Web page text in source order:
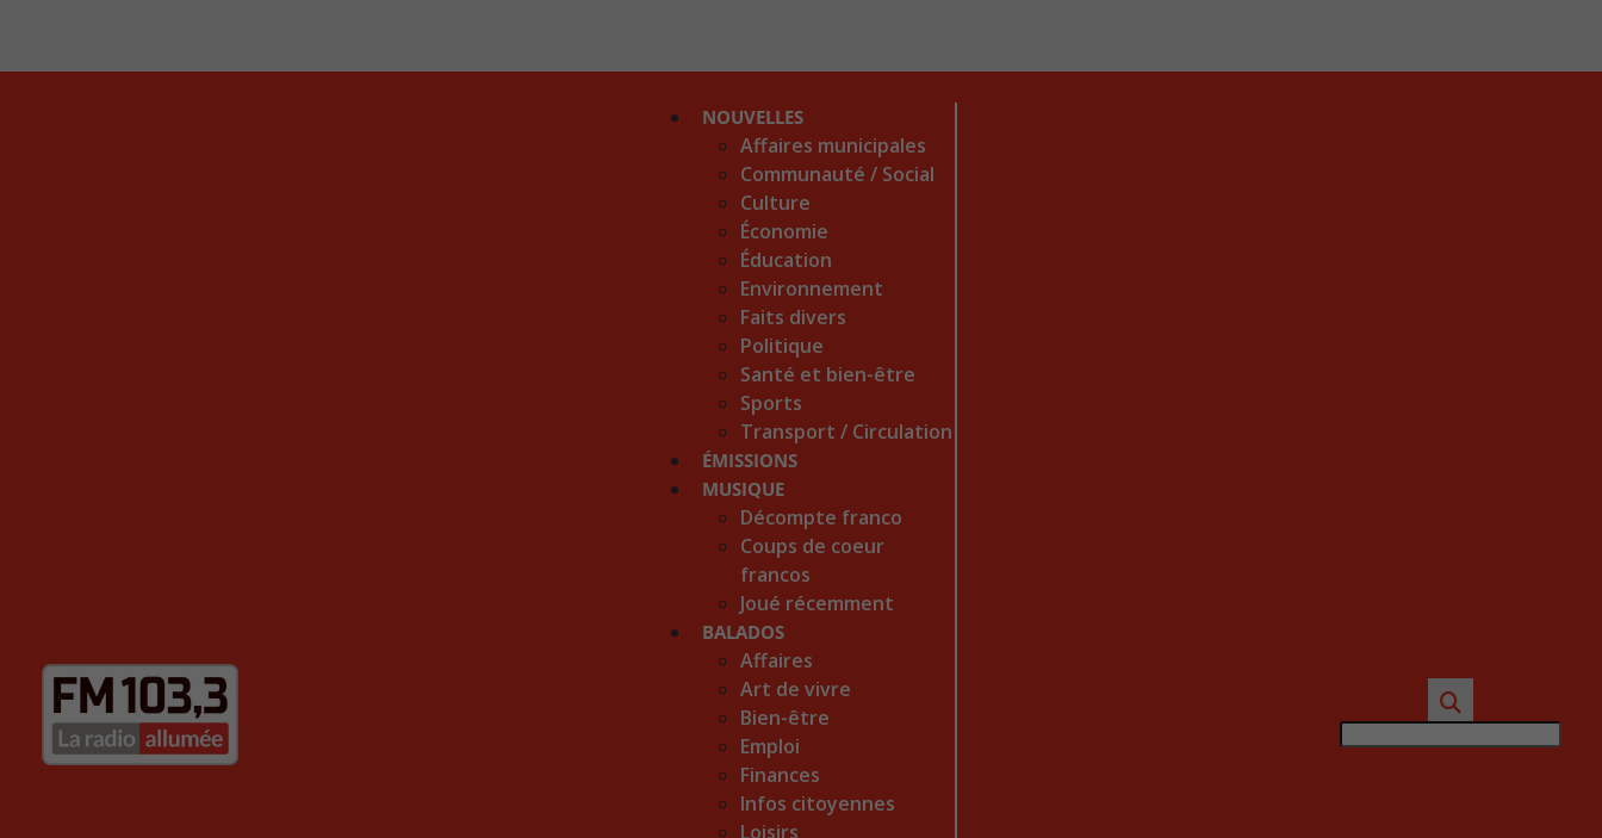
NOUVELLES
Affaires municipales
Communauté / Social
Culture
Économie
Éducation
Environnement
Faits divers
Politique
Santé et bien-être
Sports
Transport / Circulation
ÉMISSIONS
MUSIQUE
Décompte franco
Coups de coeur
francos
Joué récemment
BALADOS
Affaires
Art de vivre
Bien-être
Emploi
Finances
Infos citoyennes
Loisirs